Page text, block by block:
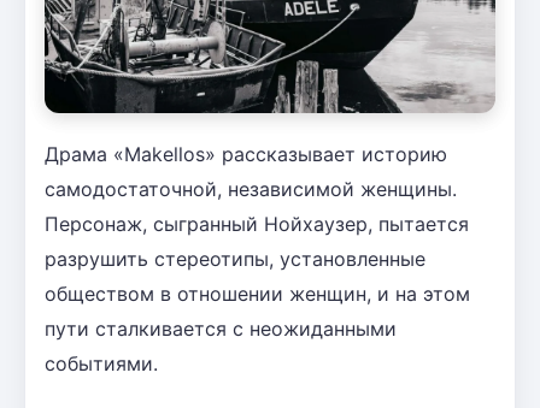
Драма «Makellos» рассказывает историю
самодостаточной, независимой женщины.
Персонаж, сыгранный Нойхаузер, пытается
разрушить стереотипы, установленные
обществом в отношении женщин, и на этом
пути сталкивается с неожиданными
событиями.